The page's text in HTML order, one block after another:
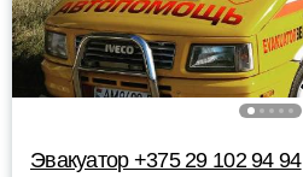
Эвакуатор +375 29 102 94 94